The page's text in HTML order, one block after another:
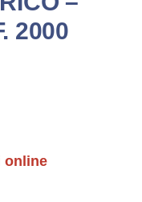
2000
online